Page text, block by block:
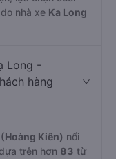
nhà xe
hàng